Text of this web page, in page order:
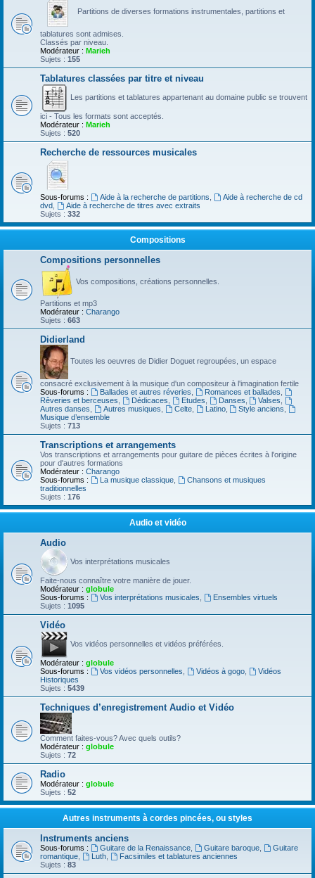
Partitions de diverses formations instrumentales, partitions et
tablatures sont admises.
Classés par niveau.
Modérateur : Marieh
Sujets : 155
Tablatures classées par titre et niveau
Les partitions et tablatures appartenant au domaine public se trouvent
ici - Tous les formats sont acceptés.
Modérateur : Marieh
Sujets : 520
Recherche de ressources musicales
Sous-forums : Aide à la recherche de partitions
Aide à recherche de cd
dvd
Aide à recherche de titres avec extraits
Sujets : 332
Compositions
Compositions personnelles
Vos compositions, créations personnelles.
Partitions et mp3
Modérateur : Charango
Sujets : 663
Didierland
Toutes les oeuvres de Didier Doguet regroupées, un espace
consacré exclusivement à la musique d'un compositeur à l'imagination fertile
Sous-forums :
Ballades et autres réveries Romances et ballades
Rêveries et berceuses
Dédicaces Etudes Danses Valses
Autres danses
Autres musiques Celte, Latino, Style anciens
Musique d’ensemble
Sujets : 713
Transcriptions et arrangements
Vos transcriptions et arrangements pour guitare de pièces écrites à l'origine
pour d'autres formations
Modérateur : Charango
Sous-forums :
La musique classique,
Chansons et musiques
traditionnelles
Sujets : 176
Audio et vidéo
Audio
Vos interprétations musicales
Faite-nous connaître votre manière de jouer.
Modérateur : globule
Sous-forums :
Vos interprétations musicales
Ensembles virtuels
Sujets : 1095
Vidéo
Vos vidéos personnelles et vidéos préférées.
Modérateur : globule
Sous-forums :
Vos vidéos personnelles Vidéos à gogo,
Vidéos
Historiques
Sujets : 5439
Techniques d’enregistrement Audio et Vidéo
Comment faites-vous? Avec quels outils?
Modérateur : globule
Sujets : 72
Radio
Modérateur : globule
Sujets : 52
Autres instruments à cordes pincées, ou styles
Instruments anciens
Sous-forums : Guitare de la Renaissance, Guitare baroque,
Guitare
romantique
Luth,
Facsimiles et tablatures anciennes
Sujets : 83